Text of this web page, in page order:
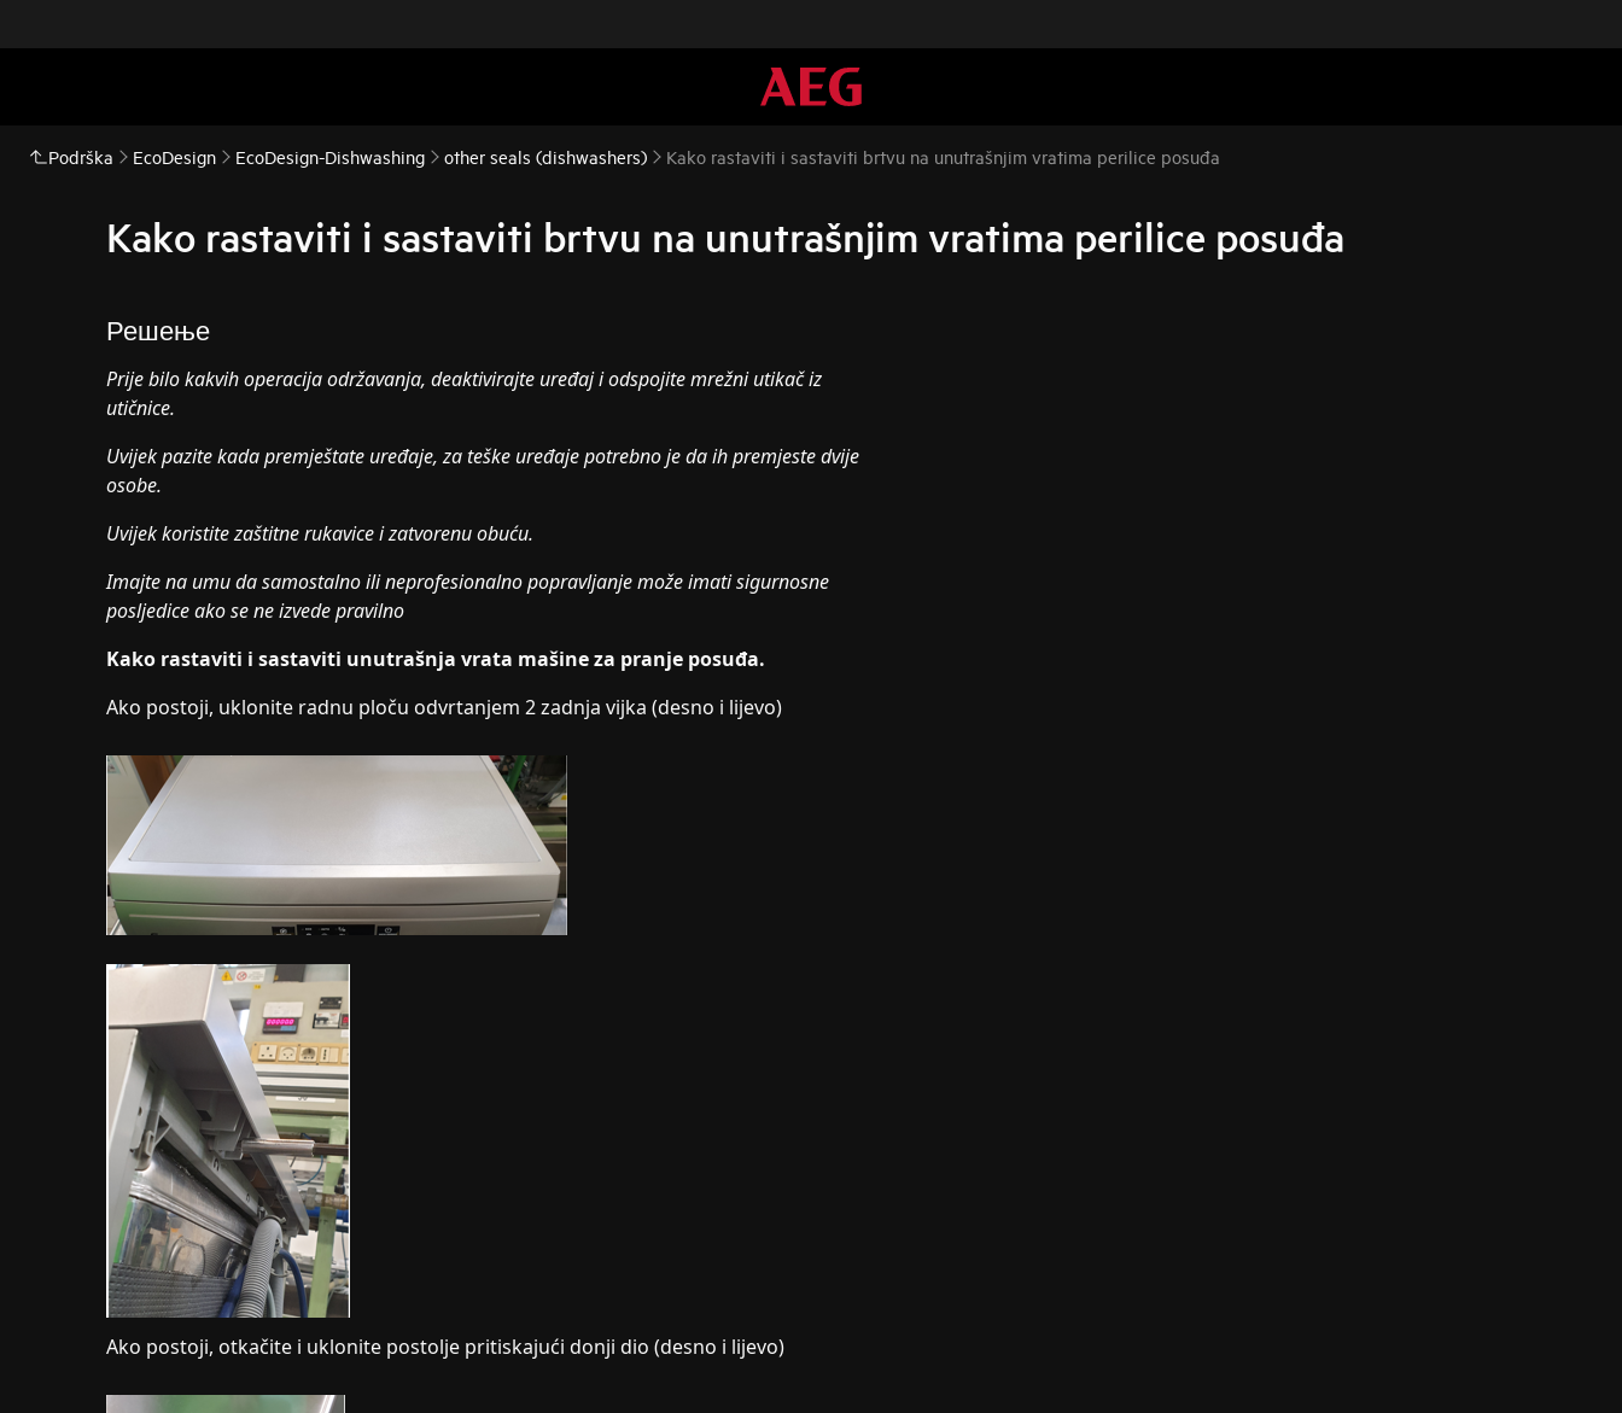
Podrška EcoDesign EcoDesign-Dishwashing other seals (dishwashers) Kako rastaviti i sastaviti brtvu na unutrašnjim vratima perilice posuđa
Kako rastaviti i sastaviti brtvu na unutrašnjim vratima perilice posuđa
Решење
Prije bilo kakvih operacija održavanja, deaktivirajte uređaj i odspojite mrežni utikač iz
utičnice.
Uvijek pazite kada premještate uređaje, za teške uređaje potrebno je da ih premjeste dvije
osobe.
Uvijek koristite zaštitne rukavice i zatvorenu obuću.
Imajte na umu da samostalno ili neprofesionalno popravljanje može imati sigurnosne
posljedice ako se ne izvede pravilno
Kako rastaviti i sastaviti unutrašnja vrata mašine za pranje posuđa.
Ako postoji, uklonite radnu ploču odvrtanjem 2 zadnja vijka (desno i lijevo)
Ako postoji, otkačite i uklonite postolje pritiskajući donji dio (desno i lijevo)